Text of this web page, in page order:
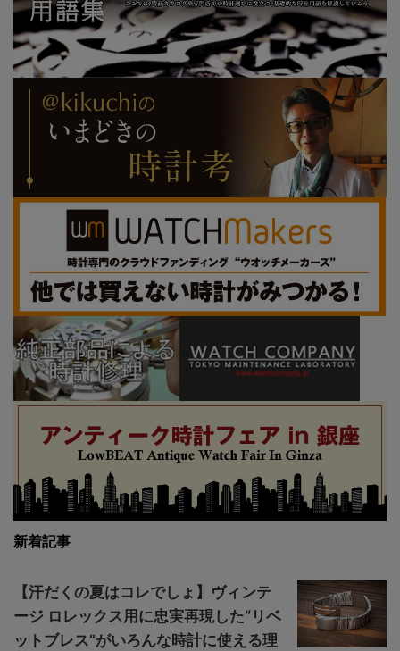
新着記事
【汗だくの夏はコレでしょ】ヴィンテ
ージ ロレックス用に忠実再現した“リベ
ットブレス”がいろんな時計に使える理